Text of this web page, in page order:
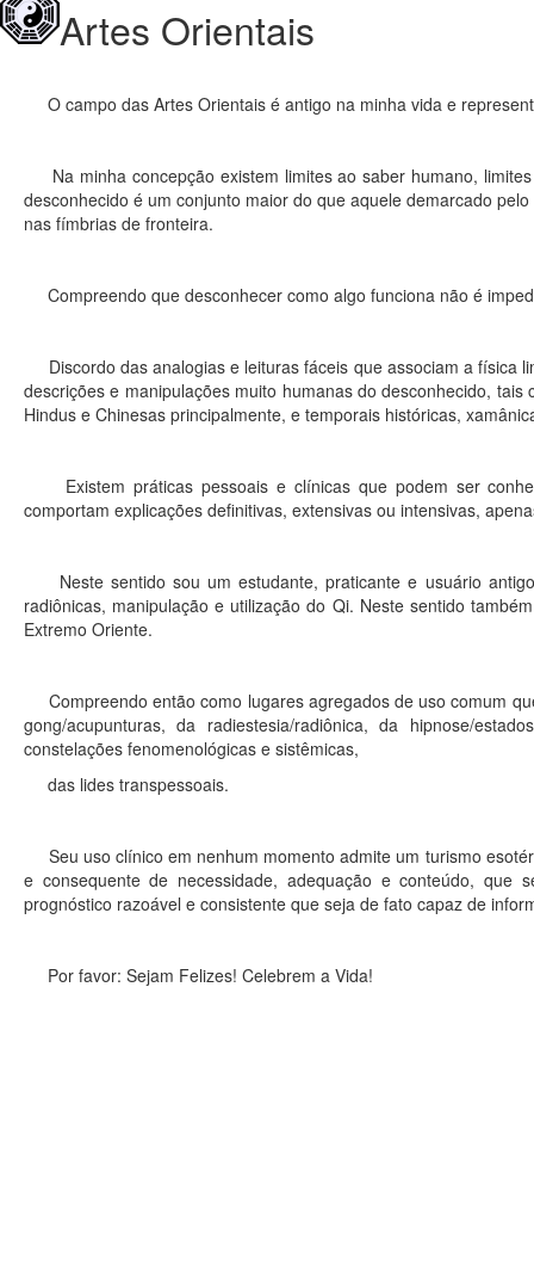
Artes Orientais
O campo das Artes Orientais é antigo na minha vida e
Na minha concepção existem limites ao saber humano,
desconhecido é um conjunto maior do que aquele demarcado
nas fímbrias de fronteira.
Compreendo que desconhecer como algo funciona não é
Discordo das analogias e leituras fáceis que associam a física
descrições e manipulações muito humanas do desconhecido,
Hindus e Chinesas principalmente, e temporais históricas,
Existem práticas pessoais e clínicas que podem ser
comportam explicações definitivas, extensivas ou intensivas,
Neste sentido sou um estudante, praticante e usuário
radiônicas, manipulação e utilização do Qi. Neste sentido
Extremo Oriente.
Compreendo então como lugares agregados de uso comum
gong/acupunturas, da radiestesia/radiônica, da hipnose/
constelações fenomenológicas e sistêmicas,
das lides transpessoais.
Seu uso clínico em nenhum momento admite um turismo
e consequente de necessidade, adequação e conteúdo, que
prognóstico razoável e consistente que seja de fato capaz de
Por favor: Sejam Felizes! Celebrem a Vida!